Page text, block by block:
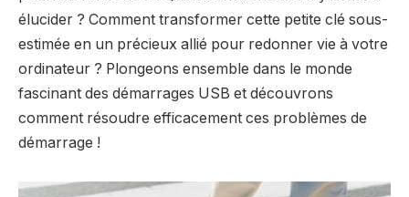
élucider ? Comment transformer cette petite clé sous-
estimée en un précieux allié pour redonner vie à votre
ordinateur ? Plongeons ensemble dans le monde
fascinant des démarrages USB et découvrons
comment résoudre efficacement ces problèmes de
démarrage !